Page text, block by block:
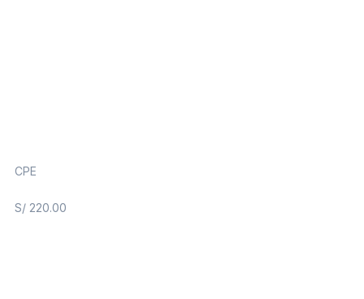
CPE
S/ 220.00